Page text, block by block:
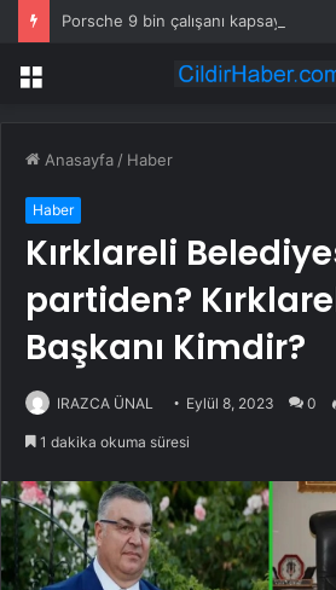
Porsche 9 bin çalışanı kapsayan
Menü
Anasayfa / Haber
Haber
Kırklareli
partiden?
Başkanı Kimdir?
IRAZCA ÜNAL Eylül 8, 2023 0
1 dakika okuma süresi